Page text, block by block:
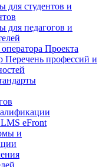
для студентов и
для педагогов и
Проекта
Перечень профессий и
eFront
и